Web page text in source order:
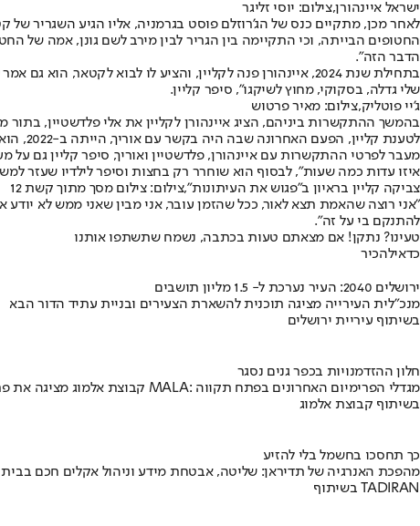
ישראל איינהורן,צילום: יוסי זליגר
לאחר מכן, מתקיים כנס של הג'רוזלם פוסט בגרמניה, אליו הגיע השגריר של
החטופים הבייתה, וכי התקיימה בין הגריר לבין מירב לשם גונן, אמה של
הדבר הזה".
בתחילת שנת 2024, איינהורן פנה לקליין, והציע לו לבוא
שלי גדלה, בסקוקי, מחוץ לשיקגו", סיפר קליין.
ג'יי פוטליק,צילום: מאיר פרטוש
בהמשך ההתקשרות ביניהם, הציג איינהורן לקליין את אלי פלדשטיין, בתור
לטענת קליין, הפעם האחרונה שבה היה בקשר עם אוריך, הייתה ב-2022, הוא גם הגיב לטענת טובות ההנאה - ואמר שגם כאשר שולמה טיסתו לקטאר, הוא הקפיד לציין זאת בכתבות שלו.
מעבר לפרטי ההתקשרות עם איינהורן, פלדשטיין ואוריך, סיפר קליין גם
איזו עדות כמה שעות", לבסוף הוא שוחרר רק בחצות וסיפר לילדיו שעזר
צביקה קליין בראיון ב"פגוש את העיתונות",צילום: צילום מסך מתוך קשת 12
"אני רוצה שהאמת תצא לאור, ככל שהזמן עובר, אני מבין שאני ממש לא
להתנקם בי על זה".
טעינו? נתקן! אם מצאתם טעות בכתבה, נשמח שתשתפו אותנו
כדאילהכיר
ירושלים 2040: העיר נערכת ל- 1.5 מליון תושבים
מנכ"לית העירייה מציגה תוכנית להשארת הצעירים ובניית עתיד הדור הבא
בשיתוף עיריית ירושלים
חלון ההזדמנויות בכפר גנים נסגר
קבוצת אלמוג מציגה את פרויקט MALA: מגדלי הפרימיום האחרונים בפתח תקווה
בשיתוף קבוצת אלמוג
כך תחסכו בחשמל בלי להזיע
מהפכת האנרגיה של תדיראן: שליטה, אבטחת מידע וניהול אקלים חכם בבית
בשיתוף TADIRAN